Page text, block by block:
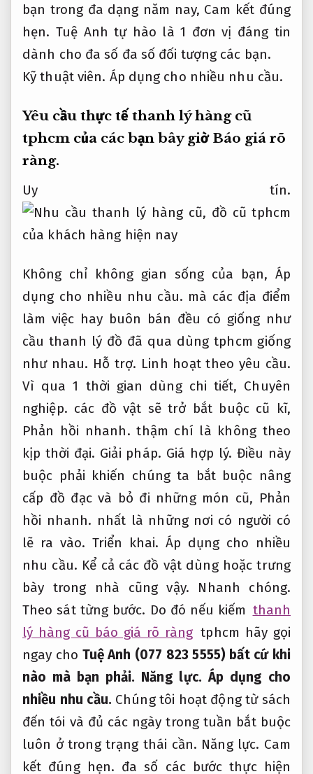
bạn trong đa dạng năm nay, Cam kết đúng
hẹn. Tuệ Anh tự hào là 1 đơn vị đáng tin
dành cho đa số đa số đối tượng các bạn.
Kỹ thuật viên. Áp dụng cho nhiều nhu cầu.
Yêu cầu thực tế thanh lý hàng cũ
tphcm của các bạn bây giờ Báo giá rõ
ràng.
Uy tín.
Không chỉ không gian sống của bạn, Áp
dụng cho nhiều nhu cầu. mà các địa điểm
làm việc hay buôn bán đều có giống như
cầu thanh lý đồ đã qua dùng tphcm giống
như nhau. Hỗ trợ. Linh hoạt theo yêu cầu.
Vì qua 1 thời gian dùng chi tiết, Chuyên
nghiệp. các đồ vật sẽ trở bắt buộc cũ kĩ,
Phản hồi nhanh. thậm chí là không theo
kịp thời đại. Giải pháp. Giá hợp lý. Điều này
buộc phải khiến chúng ta bắt buộc nâng
cấp đồ đạc và bỏ đi những món cũ, Phản
hồi nhanh. nhất là những nơi có người có
lẽ ra vào. Triển khai. Áp dụng cho nhiều
nhu cầu. Kể cả các đồ vật dùng hoặc trưng
bày trong nhà cũng vậy. Nhanh chóng.
Theo sát từng bước. Do đó nếu kiếm thanh
lý hàng cũ báo giá rõ ràng tphcm hãy gọi
ngay cho Tuệ Anh (077 823 5555) bất cứ khi
nào mà bạn phải. Năng lực. Áp dụng cho
nhiều nhu cầu. Chúng tôi hoạt động từ sách
đến tói và đủ các ngày trong tuần bắt buộc
luôn ở trong trạng thái cần. Năng lực. Cam
kết đúng hẹn. đa số các bước thực hiện